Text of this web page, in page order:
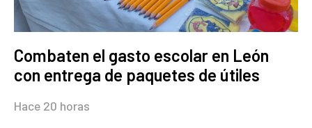
Combaten el gasto escolar en León
con entrega de paquetes de útiles
Hace 20 horas